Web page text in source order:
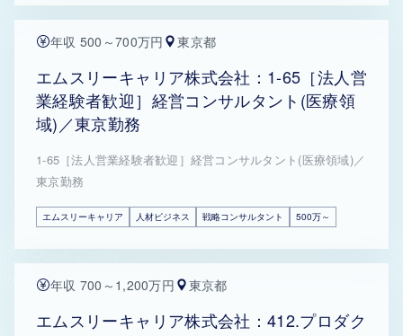
年収 500～700万円 東京都
エムスリーキャリア株式会社：1-65［法人営
業経験者歓迎］経営コンサルタント(医療領
域)／東京勤務
1-65［法人営業経験者歓迎］経営コンサルタント(医療領域)／
東京勤務
エムスリーキャリア 人材ビジネス 戦略コンサルタント 500万～
年収 700～1,200万円 東京都
エムスリーキャリア株式会社：412.プロダク